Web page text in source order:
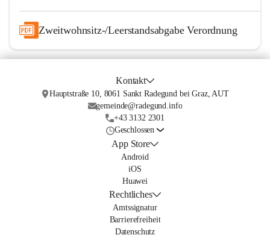
Zweitwohnsitz-/Leerstandsabgabe Verordnung
Kontakt
Hauptstraße 10, 8061 Sankt Radegund bei Graz, AUT
gemeinde@radegund.info
+43 3132 2301
Geschlossen
App Store
Android
iOS
Huawei
Rechtliches
Amtssignatur
Barrierefreiheit
Datenschutz